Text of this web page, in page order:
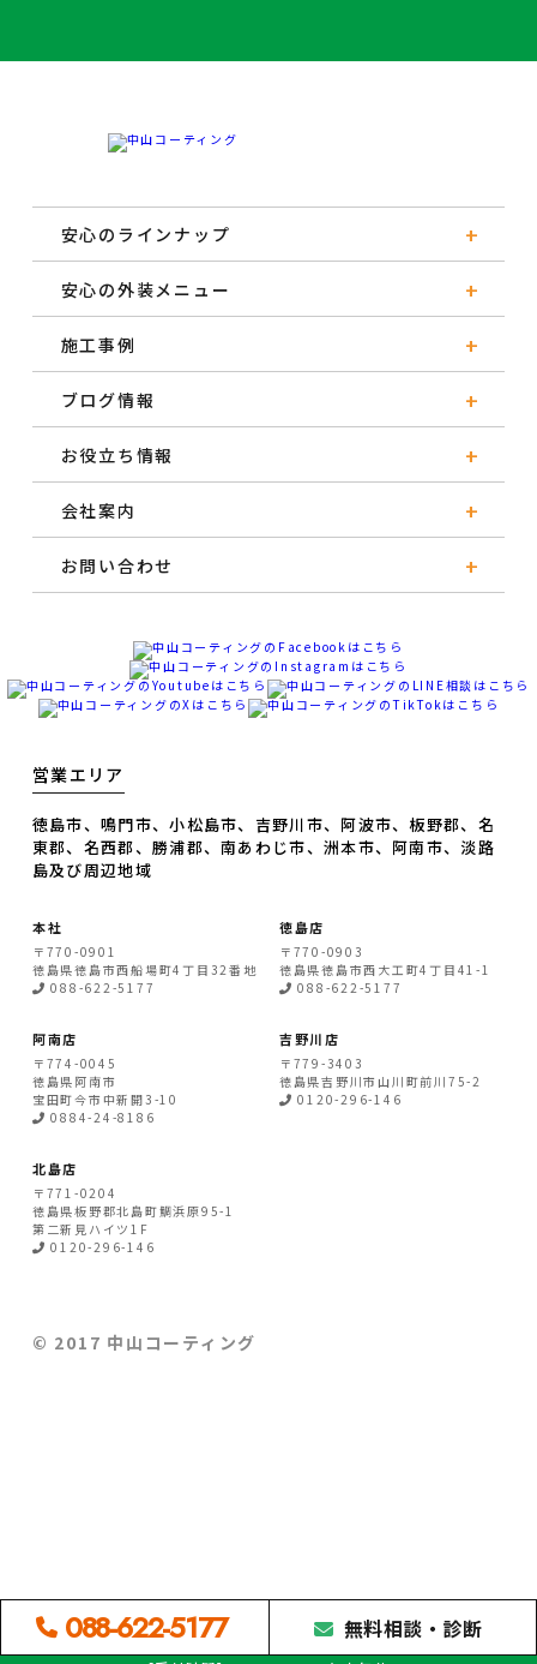
088-622-5177 無料相談・診断
安心のラインナップ
安心の外装メニュー
施工事例
ブログ情報
お役立ち情報
会社案内
お問い合わせ
営業エリア
徳島市、鳴門市、小松島市、吉野川市、阿波市、板野郡、名
東郡、名西郡、勝浦郡、南あわじ市、洲本市、阿南市、淡路
島及び周辺地域
本社
〒770-0901
徳島県徳島市西船場町4丁目32番地
088-622-5177
徳島店
〒770-0903
徳島県徳島市西大工町4丁目41-1
088-622-5177
阿南店
〒774-0045
徳島県 阿南市
宝田町今市中新開3-10
0884-24-8186
吉野川店
〒779-3403
徳島県吉野川市 山川町前川75-2
0120-296-146
北島店
〒771-0204
徳島県板野郡北島町鯛浜原95-1
第二新見ハイツ1F
0120-296-146
© 2017 中山コーティング